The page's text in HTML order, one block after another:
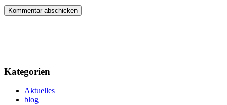
Kategorien
Aktuelles
blog